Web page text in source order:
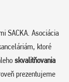
SACKA. Asociácia
ktoré
skvalitňovania
prezentujeme